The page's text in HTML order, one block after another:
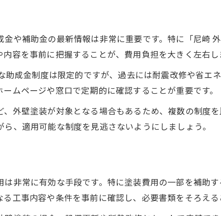
外壁塗装で失敗しない品質チェック方法
尼崎で気になる外壁塗装の費用相場を徹底解説
外壁塗装の相場と費用内訳を分かりやすく解説
外壁塗装の平均費用と価格変動要因を分析
口コミで見る外壁塗装の費用実例と相場感
実際に活用できる外壁塗装助成制度とは
外壁塗装の助成制度と申請手続きの流れ
や補助金の最新情報は非常に重要です。特に「尼崎
容を事前に把握することが、費用負担を大きく左右し
成金制度は限定的ですが、過去には耐震改修や省エ
ムページや窓口で定期的に確認することが重要です。
外壁塗装が対象となる場合もあるため、複数の制度
、適用可能な制度を見逃さないようにしましょう。
非常に有効な手段です。特に塗装費用の一部を補助
工事内容や条件を事前に確認し、必要書類をそろえる